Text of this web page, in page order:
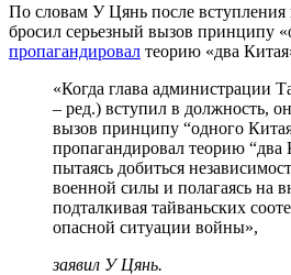
По словам У Цянь после
бросил серьезный вызов принципу
пропагандировал теорию «два
«Когда глава администрации
– ред.) вступил в должность,
вызов принципу “одного
пропагандировал теорию “два
пытаясь добиться
военной силы и полагаясь на
подталкивая тайваньских
опасной ситуации войны»,
заявил У Цянь.